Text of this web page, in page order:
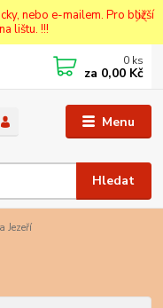
nebo e-mailem. Pro bližší
lištu. !!!
Menu
Hledat
0 ks
za 0,00 Kč
Jezeří